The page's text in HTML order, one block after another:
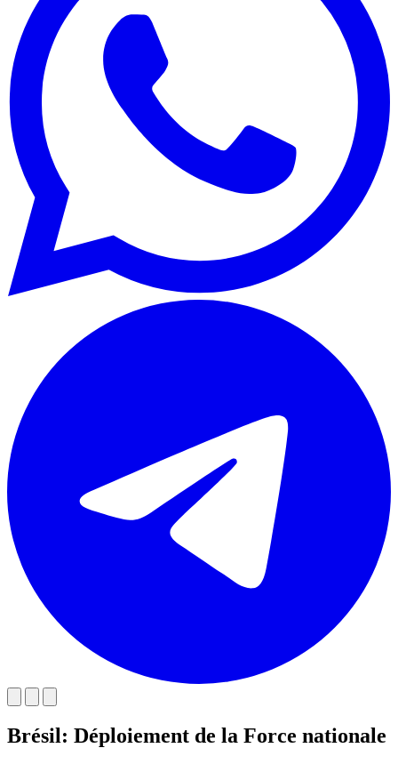
Brésil: Déploiement de la Force nationale